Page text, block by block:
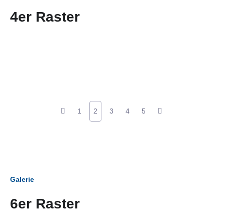
4er Raster
1 2 3 4 5
Galerie
6er Raster